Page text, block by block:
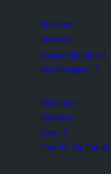
Aprender
Suporte
Desenvolvedores
WordPress.tv ↗
Participar
Eventos
Doar ↗
Five for the Future